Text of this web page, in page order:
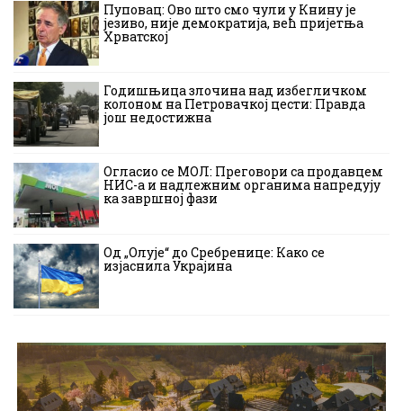
Пуповац: Ово што смо чули у Книну је
језиво, није демократија, већ пријетња
Хрватској
Годишњица злочина над избегличком
колоном на Петровачкој цести: Правда
још недостижна
Огласио се МОЛ: Преговори са продавцем
НИС-а и надлежним органима напредују
ка завршној фази
Од „Олује“ до Сребренице: Како се
изјаснила Украјина